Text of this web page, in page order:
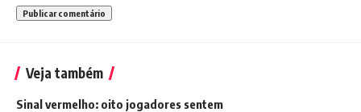
Veja também
Sinal vermelho: oito jogadores sentem